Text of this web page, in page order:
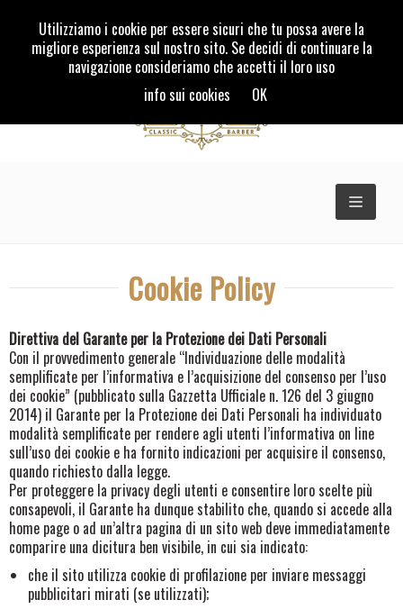
TOGGLE
Cookie Policy
Direttiva del Garante per la Protezione dei Dati Personali
Con il provvedimento generale “Individuazione delle modalità
semplificate per l’informativa e l’acquisizione del consenso per l’uso
dei cookie” (pubblicato sulla Gazzetta Ufficiale n. 126 del 3 giugno
2014) il Garante per la Protezione dei Dati Personali ha individuato
modalità semplificate per rendere agli utenti l’informativa on line
sull’uso dei cookie e ha fornito indicazioni per acquisire il consenso,
quando richiesto dalla legge.
Per proteggere la privacy degli utenti e consentire loro scelte più
consapevoli, il Garante ha dunque stabilito che, quando si accede alla
home page o ad un’altra pagina di un sito web deve immediatamente
comparire una dicitura ben visibile, in cui sia indicato:
che il sito utilizza cookie di profilazione per inviare messaggi
pubblicitari mirati (se utilizzati);
Utilizziamo i cookie per essere sicuri che tu possa avere la
migliore esperienza sul nostro sito. Se decidi di continuare la
navigazione consideriamo che accetti il loro uso
info sui cookies
OK